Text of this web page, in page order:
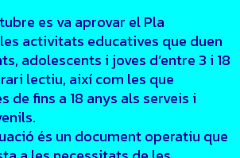
es va aprovar el Pla
activitats educatives que duen
adolescents i joves d’entre 3 i 18
lectiu, així com les que
de fins a 18 anys als serveis i
és un document operatiu que